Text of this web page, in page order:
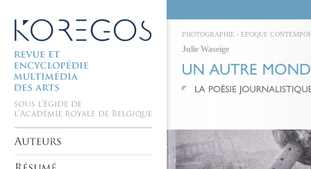
PHOTOGRAPHIE - EPOQUE
Julie Waseige